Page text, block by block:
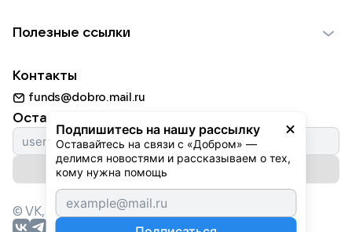
Подпишитесь на нашу рассылку
Оставайтесь на связи с «Добром» —
делимся новостями и рассказываем о тех,
кому нужна помощь
Использование материалов
Для НКО
Партнерам
Пожилым
Животным
Природе
Культуре
Фондам
Полезные ссылки
Добрый день
Истории
Автоплатежи
Контакты
funds@dobro.mail.ru
Оставайтесь с нами
Подписаться на рассылку
© VK, 2026г. Все права защищены.